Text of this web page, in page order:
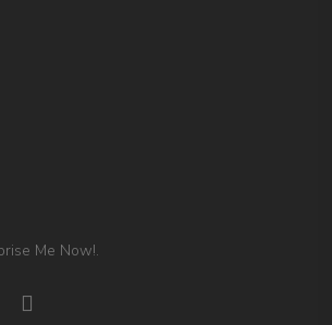
Me Now!.
tripadvisor